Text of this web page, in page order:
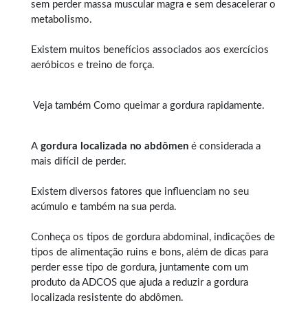
sem perder massa muscular magra e sem desacelerar o
metabolismo.
Existem muitos benefícios associados aos exercícios
aeróbicos e treino de força.
Veja também Como queimar a gordura rapidamente.
A gordura localizada no abdômen é considerada a
mais difícil de perder.
Existem diversos fatores que influenciam no seu
acúmulo e também na sua perda.
Conheça os tipos de gordura abdominal , indicações de
tipos de alimentação ruins e bons, além de dicas para
perder esse tipo de gordura, juntamente com um
produto da ADCOS que ajuda a reduzir a gordura
localizada resistente do abdômen.